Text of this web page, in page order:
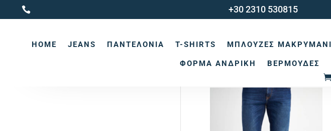
 +30 2310 530815
HOME JEANS ΠΑΝΤΕΛΌΝΙΑ T-SHIRTS ΜΠΛΟΎΖΕΣ
ΦΌΡΜΑ ΑΝΔΡΙΚΉ ΒΕΡΜΟΎΔΕΣ
Προβάλλονται όλα - 2 αποτελέσματα